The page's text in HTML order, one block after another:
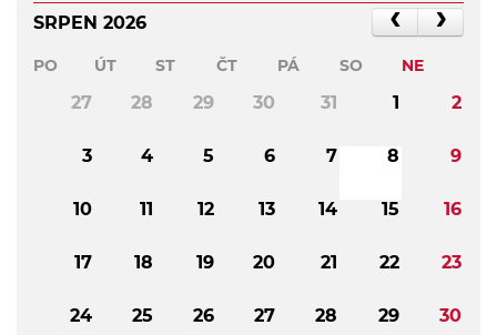
SRPEN 2026
PO ÚT ST ČT PÁ SO NE
27 28 29 30 31 1 2
3 4 5 6 7 8 9
10 11 12 13 14 15 16
17 18 19 20 21 22 23
24 25 26 27 28 29 30